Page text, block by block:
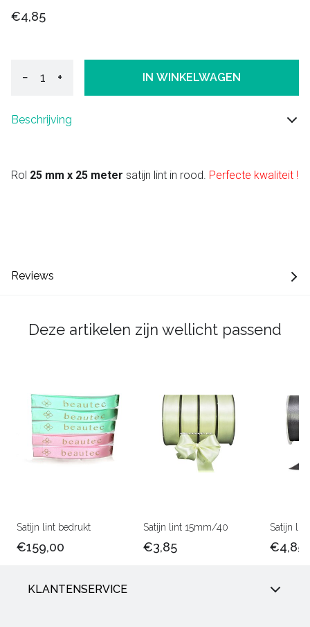
€4,85
− + IN WINKELWAGEN
Beschrijving
Rol 25 mm x 25 meter satijn lint in rood. Perfecte kwaliteit !
Reviews
Deze artikelen zijn wellicht passend
Satijn lint bedrukt
€159,00
Satijn lint 15mm/40
€3,85
Satijn
€4,85
KLANTENSERVICE